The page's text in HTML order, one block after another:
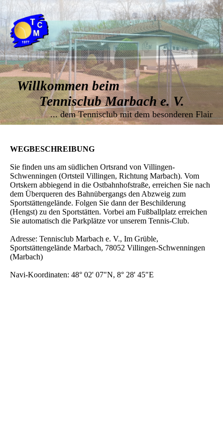
Willkommen beim
Tennisclub Marbach e. V.
... dem Tennisclub mit dem besonderen Flair
WEGBESCHREIBUNG
Sie finden uns am südlichen Ortsrand von Villingen-
Schwenningen (Ortsteil Villingen, Richtung Marbach). Vom
Ortskern abbiegend in die Ostbahnhofstraße, erreichen Sie nach
dem Überqueren des Bahnübergangs den Abzweig zum
Sportstättengelände. Folgen Sie dann der Beschilderung
(Hengst) zu den Sportstätten. Vorbei am Fußballplatz erreichen
Sie automatisch die Parkplätze vor unserem Tennis-Club.
Adresse: Tennisclub Marbach e. V., Im Grüble,
Sportstättengelände Marbach, 78052 Villingen-Schwenningen
(Marbach)
Navi-Koordinaten: 48° 02' 07"N, 8° 28' 45"E